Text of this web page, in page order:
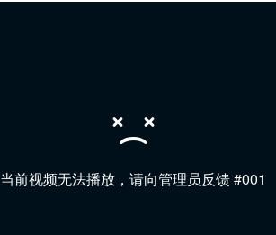
当前视频无法播放，请向管理员反馈 #001